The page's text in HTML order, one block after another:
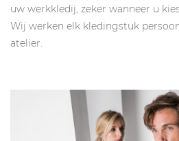
uw werkkledij, zeker wanneer u
Wij werken elk kledingstuk
atelier.